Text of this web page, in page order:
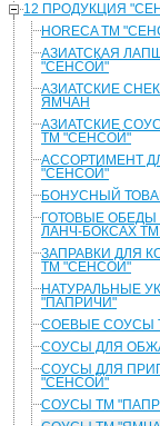
12 ПРОДУКЦИЯ
HORECA ТМ
АЗИАТСКАЯ
"СЕНСОЙ"
АЗИАТСКИЕ
ЯМЧАН
АЗИАТСКИЕ
ТМ "СЕНСОЙ"
АССОРТИМЕНТ
"СЕНСОЙ"
БОНУСНЫЙ
ГОТОВЫЕ
ЛАНЧ-БОКСАХ
ЗАПРАВКИ ДЛЯ
ТМ "СЕНСОЙ"
НАТУРАЛЬНЫЕ
"ПАПРИЧИ"
СОЕВЫЕ СОУСЫ
СОУСЫ ДЛЯ
СОУСЫ ДЛЯ
"СЕНСОЙ"
СОУСЫ ТМ